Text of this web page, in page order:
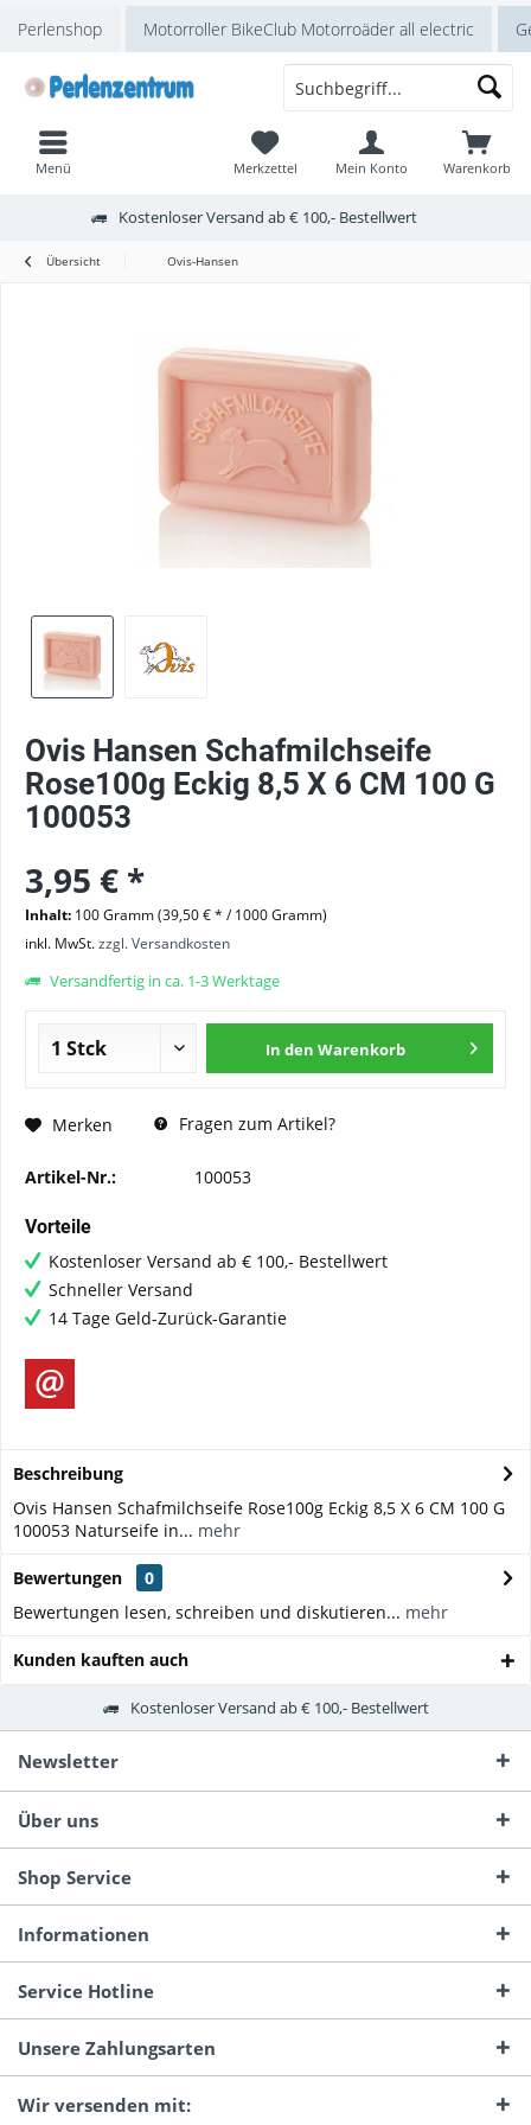
Perlenshop Motorroller BikeClub Motorroäder all electric
Kostenloser Versand ab € 100,- Bestellwert
Warenkorb
Merkzettel Mein Konto
Menü
Übersicht Ovis-Hansen
Ovis Hansen Schafmilchseife
Rose100g Eckig 8,5 X 6 CM 100 G
100053
3,95 € *
Inhalt: 100 Gramm (39,50 € * / 1000 Gramm)
inkl. MwSt.zzgl. Versandkosten
Versandfertig in ca. 1-3 Werktage
In den Warenkorb
Merken Fragen zum Artikel?
Artikel-Nr.: 100053
Vorteile
Kostenloser Versand ab € 100,- Bestellwert
Schneller Versand
14 Tage Geld-Zurück-Garantie
Beschreibung
Ovis Hansen Schafmilchseife Rose100g Eckig 8,5 X 6 CM 100 G
100053 Naturseife in... mehr
Bewertungen
0
Bewertungen lesen, schreiben und diskutieren... mehr
Kunden kauften auch
Kostenloser Versand ab € 100,- Bestellwert
Newsletter
Über uns
Shop Service
Informationen
Service Hotline
Unsere Zahlungsarten
Wir versenden mit: